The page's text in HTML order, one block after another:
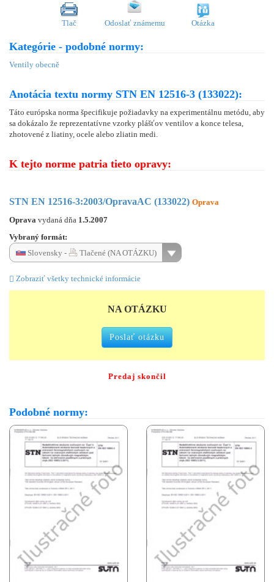
Tlač Odoslať známemu Otázka
Kategórie - podobné normy:
Ventily obecně
Anotácia textu normy STN EN 12516-3 (133022):
Táto európska norma špecifikuje požiadavky na experimentálnu metódu, aby
sa dokázalo že reprezentatívne vzorky plášťov ventilov a konce telesa,
zhotovené z liatiny, ocele alebo zliatin medi.
K tejto norme patria tieto opravy:
STN EN 12516-3:2003/OpravaAC (133022) Oprava
Oprava vydaná dňa 1.5.2007
Vybraný formát:
Slovensky -
Tlačené (NA OTÁZKU)
Zobraziť všetky technické informácie
NA OTÁZKU
Poslať otázku
Predaj skončil
Podobné normy: